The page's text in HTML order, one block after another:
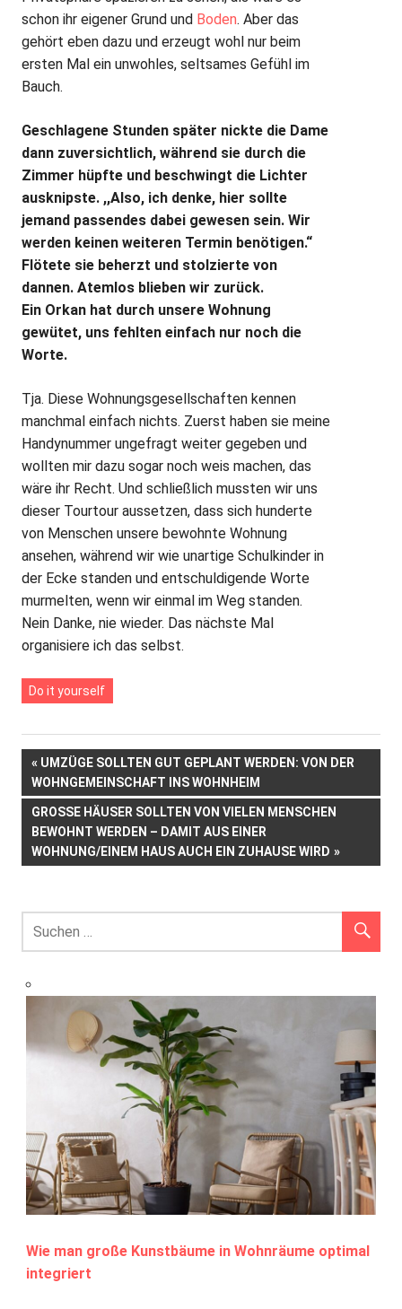
schon ihr eigener Grund und Boden. Aber das
gehört eben dazu und erzeugt wohl nur beim
ersten Mal ein unwohles, seltsames Gefühl im
Bauch.
Geschlagene Stunden später nickte die Dame
dann zuversichtlich, während sie durch die
Zimmer hüpfte und beschwingt die Lichter
ausknipste. ,,Also, ich denke, hier sollte
jemand passendes dabei gewesen sein. Wir
werden keinen weiteren Termin benötigen.“
Flötete sie beherzt und stolzierte von
dannen. Atemlos blieben wir zurück.
Ein Orkan hat durch unsere Wohnung
gewütet, uns fehlten einfach nur noch die
Worte.
Tja. Diese Wohnungsgesellschaften kennen
manchmal einfach nichts. Zuerst haben sie meine
Handynummer ungefragt weiter gegeben und
wollten mir dazu sogar noch weis machen, das
wäre ihr Recht. Und schließlich mussten wir uns
dieser Tourtour aussetzen, dass sich hunderte
von Menschen unsere bewohnte Wohnung
ansehen, während wir wie unartige Schulkinder in
der Ecke standen und entschuldigende Worte
murmelten, wenn wir einmal im Weg standen.
Nein Danke, nie wieder. Das nächste Mal
organisiere ich das selbst.
Do it yourself
Beitrags-
Navigation
VORHERIGER
BEITRAG:
UMZÜGE SOLLTEN GUT GEPLANT WERDEN: VON DER
WOHNGEMEINSCHAFT INS WOHNHEIM
NÄCHSTER
BEITRAG:
GROSSE HÄUSER SOLLTEN VON VIELEN MENSCHEN B
EWOHNT WERDEN – DAMIT AUS EINER W
OHNUNG/EINEM HAUS AUCH EIN ZUHAUSE WIRD
Wie man große Kunstbäume in Wohnräume optimal
integriert